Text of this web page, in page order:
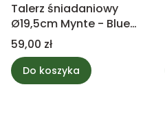
Talerz śniadaniowy
Ø19,5cm Mynte - Blue
Bell
Cena
59,00 zł
Do koszyka